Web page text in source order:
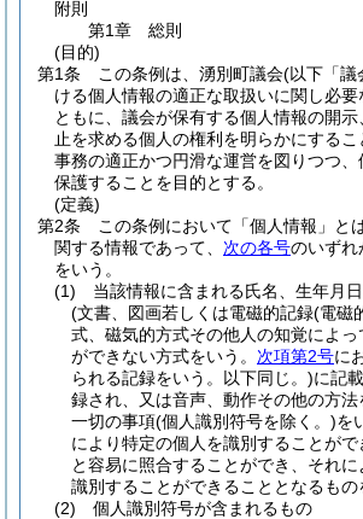
附則
第1章
総則
(目的)
第1条
この条例は、湧別町議会(以下「議
ける個人情報の適正な取扱いに関し必要
ともに、議会が保有する個人情報の開
止を求める個人の権利を明らかにする
事務の適正かつ円滑な運営を図りつつ
保護することを目的とする。
(定義)
第2条
この条例において「個人情報」と
関する情報であって、 次の各号のいずれ
をいう。
(1)
当該情報に含まれる氏名、生年月
(文書、図画若しくは電磁的記録(電磁
式、磁気的方式その他人の知覚によっ
ができない方式をいう。 次項第2号に
られる記録をいう。以下同じ。)に記
録され、又は音声、動作その他の方
一切の事項(個人識別符号を除く。)を
により特定の個人を識別することがで
と容易に照合することができ、それ
識別することができることとなるもの
(2)
個人識別符号が含まれるもの